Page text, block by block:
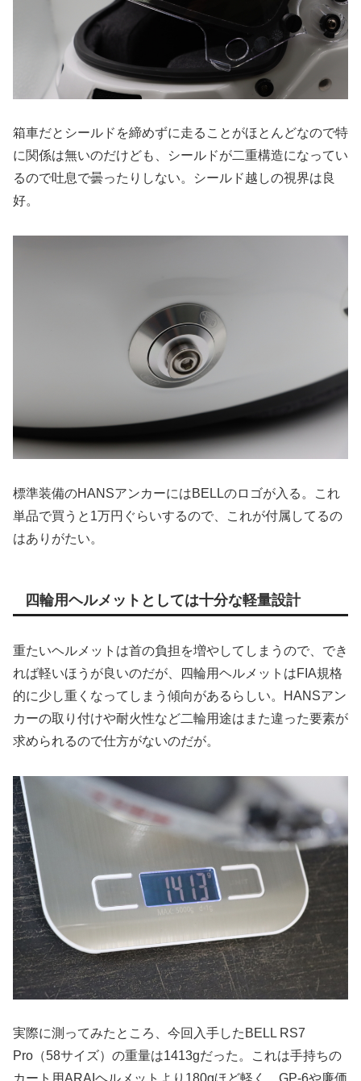
箱車だとシールドを締めずに走ることがほとんどなので特
に関係は無いのだけども、シールドが二重構造になってい
るので吐息で曇ったりしない。シールド越しの視界は良
好。
標準装備のHANSアンカーにはBELLのロゴが入る。これ
単品で買うと1万円ぐらいするので、これが付属してるの
はありがたい。
四輪用ヘルメットとしては十分な軽量設計
重たいヘルメットは首の負担を増やしてしまうので、でき
れば軽いほうが良いのだが、四輪用ヘルメットはFIA規格
的に少し重くなってしまう傾向があるらしい。HANSアン
カーの取り付けや耐火性など二輪用途はまた違った要素が
求められるので仕方がないのだが。
実際に測ってみたところ、今回入手したBELL RS7
Pro（58サイズ）の重量は1413gだった。これは手持ちの